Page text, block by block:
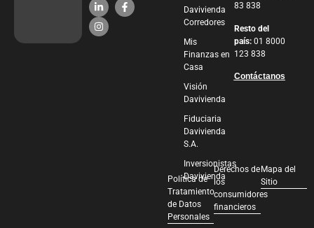
Davivienda
Corredores
Mis
Finanzas en
Casa
Visión
Davivienda
Fiduciaria
Davivienda
S.A.
Inversionistas
Davivienda
83 838
Resto del
país: 01 8000
123 838
Contáctanos
Política de
Tratamiento
de Datos
Personales
Derechos de
los
consumidores
financieros
Mapa del
Sitio